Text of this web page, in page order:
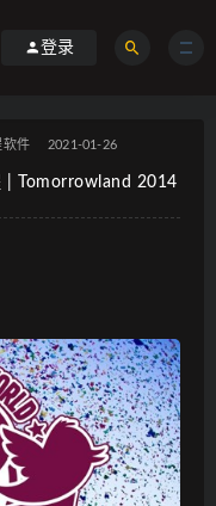
登录
软件 2021-01-26
| Tomorrowland 2014